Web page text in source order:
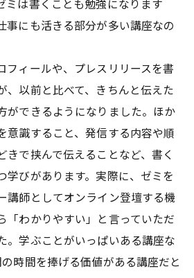
ミは書くことも勉強になります
事にも活きる部分が多い講座なの
フィールや、プレスリリースを書
、以前と比べて、きちんと伝えた
ができるようになりました。ほか
意識すること、発信する内容や順
きで挟んで伝えることなど、書く
学びがあります。実際に、ゼミを
講師としてオンライン登壇する機
「わかりやすい」と言っていただ
。学ぶことがいっぱいある講座な
時間を捧げる価値がある講座だと